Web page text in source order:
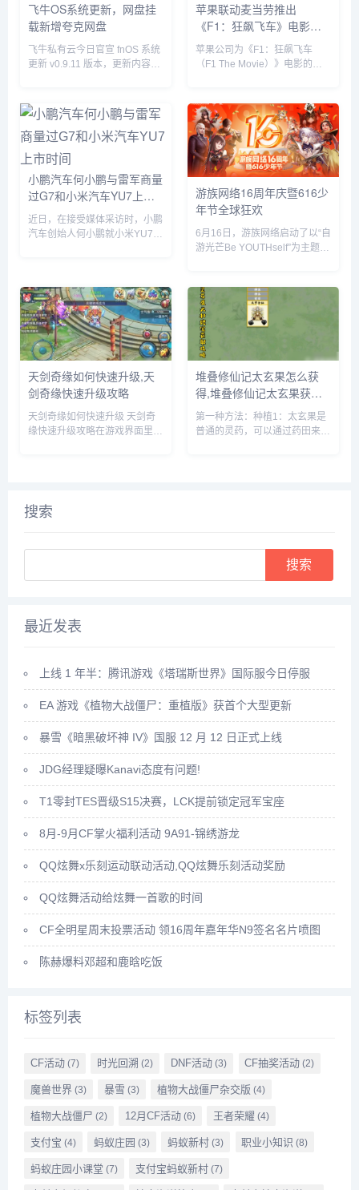
飞牛OS系统更新，网盘挂
载新增夸克网盘
飞牛私有云今日官宣 fnOS 系统
更新 v0.9.11 版本，更新内容包
置、优化硬盘类型（HDD、
SSD）的识别等。飞牛 f...
苹果联动麦当劳推出
《F1：狂飙飞车》电影套
餐
苹果公司为《F1：狂飙飞车
（F1 The Movie）》电影的全
味合作，粉丝们可以购买 F1 主
题套餐，并把独家定制的迷你赛
车带回家。...
小鹏汽车何小鹏与雷军商量
过G7和小米汽车YU7上市
时间
近日，在接受媒体采访时，小鹏
汽车创始人何小鹏就小米YU7的
间进行了多次深入讨论。在交流
过程中，何小鹏对小米YU7的...
游族网络16周年庆暨616少
年节全球狂欢
6月16日，游族网络启动了以“自
游光芒Be YOUTHself”为主题的
狂欢嘉年华，更集结了旗下产品
为全球玩家带来了庆生版本更新
及包含616...
天剑奇缘如何快速升级,天
剑奇缘快速升级攻略
天剑奇缘如何快速升级 天剑奇
缘快速升级攻略在游戏界面里，
悬赏任务，完成这些任务后，就
可以...
堆叠修仙记太玄果怎么获
得,堆叠修仙记太玄果获得
方法
第一种方法：种植1：太玄果是
普通的灵药，可以通过药田来种
搜索
最近发表
上线 1 年半：腾讯游戏《塔瑞斯世界》国际服今日停服
EA 游戏《植物大战僵尸：重植版》获首个大型更新
暴雪《暗黑破坏神 IV》国服 12 月 12 日正式上线
JDG经理疑曝Kanavi态度有问题!
T1零封TES晋级S15决赛，LCK提前锁定冠军宝座
8月-9月CF掌火福利活动 9A91-锦绣游龙
QQ炫舞x乐刻运动联动活动,QQ炫舞乐刻活动奖励
QQ炫舞活动给炫舞一首歌的时间
CF全明星周末投票活动 领16周年嘉年华N9签名名片喷图
陈赫爆料邓超和鹿晗吃饭
标签列表
CF活动(7) 时光回溯 (2) DNF活动 (3) CF抽奖活动 (2)
魔兽世界(3) 暴雪 (3) 植物大战僵尸杂交版 (4)
植物大战僵尸 (2) 12月CF活动(6) 王者荣耀 (4)
支付宝 (4) 蚂蚁庄园 (3) 蚂蚁新村 (3) 职业小知识 (8)
蚂蚁庄园小课堂 (7) 支付宝蚂蚁新村(7)